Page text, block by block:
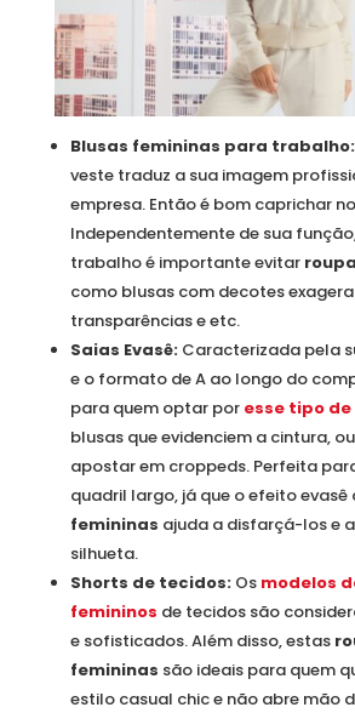
Blusas femininas para trabalho:
veste traduz a sua imagem
empresa. Então é bom caprichar
Independentemente de sua
trabalho é importante evitar
como blusas com decotes
transparências e etc.
Saias Evasê:Caracterizada pela
e o formato de A ao longo do
para quem optar por esse tipo
blusas que evidenciem a cintura,
apostar em croppeds. Perfeita
quadril largo, já que o efeito evasê
femininas ajuda a disfarçá-los e
silhueta.
Shorts de tecidos: Os modelos
femininos de tecidos são
e sofisticados. Além disso, estas
femininas são ideais para quem
estilo casual chic e não abre mão